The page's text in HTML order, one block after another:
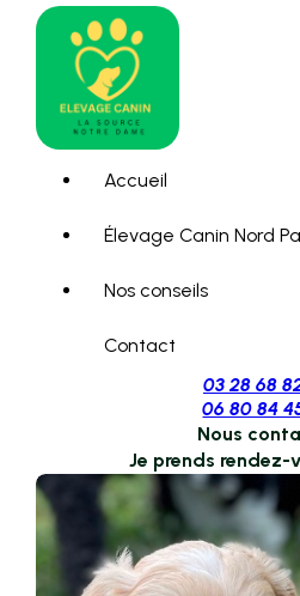
Accueil
Élevage Canin Nord
Nos conseils
Contact
03 28 68
06 80 84
Nous
Je prends rendez-
Panneau de gestion des cookies